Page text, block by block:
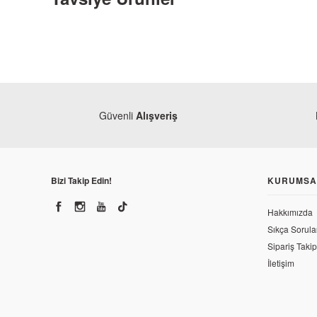
Güvenli Alışveriş
Bizi Takip Edin!
Hakkımızda
Sıkça
Sipariş Takip
İletişim